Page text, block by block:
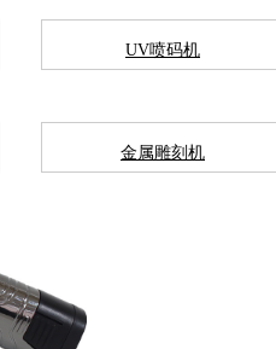
UV喷码机
金属雕刻机